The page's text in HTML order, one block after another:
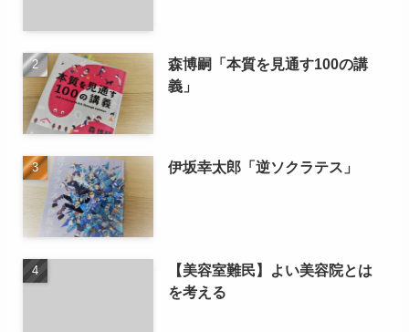
森博嗣「本質を見通す100の講
義」
伊坂幸太郎「逆ソクラテス」
【美容室難民】よい美容院とは
を考える